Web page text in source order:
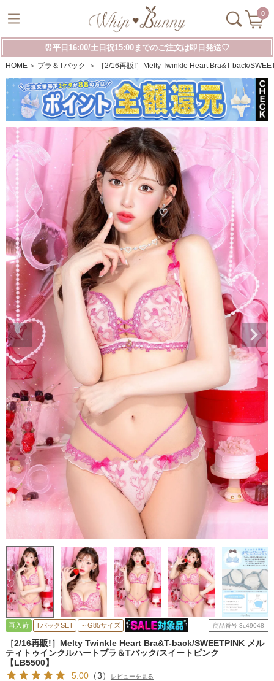
0
⏰平日16:00/土日祝15:00までのご注文は即日発送♡
HOME ブラ＆Tバック ［2/16再販!］Melty Twinkle Heart Bra&T-back/
再入荷 TバックSET ～G85サイズ 商品番号 3c49048
［2/16再販!］Melty Twinkle Heart Bra&T-back/SWEETPINK メル
ティトゥインクルハートブラ＆Tバック/スイートピンク
【LB5500】
5.00（3） レビューを見る